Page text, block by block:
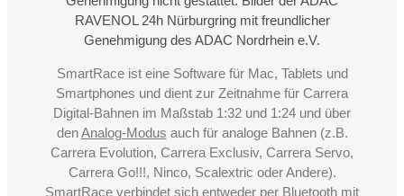
RAVENOL 24h Nürburgring mit freundlicher
Genehmigung des ADAC Nordrhein e.V.
SmartRace ist eine Software für Mac, Tablets und
Smartphones und dient zur Zeitnahme für Carrera
Digital-Bahnen im Maßstab 1:32 und 1:24 und über
denAnalog-Modus auch für analoge Bahnen (z.B.
Carrera Evolution, Carrera Exclusiv, Carrera Servo,
Carrera Go!!!, Ninco, Scalextric oder Andere).
SmartRace verbindet sich entweder per Bluetooth mit